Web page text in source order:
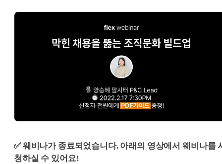
✅ 웨비나가 종료되었습니다. 아래의 영상에서 웨비나를
청하실 수 있어요!